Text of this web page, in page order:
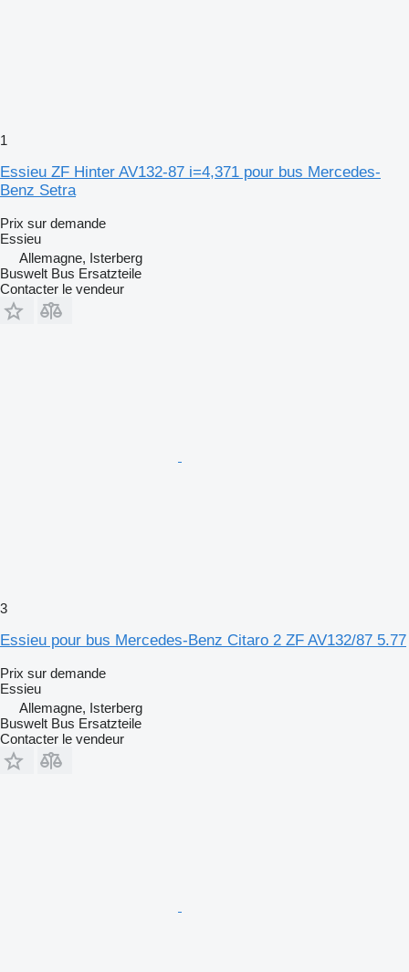
1
Essieu ZF Hinter AV132-87 i=4,371 pour bus Mercedes-
Benz Setra
Prix sur demande
Essieu
Allemagne, Isterberg
Buswelt Bus Ersatzteile
Contacter le vendeur
3
Essieu pour bus Mercedes-Benz Citaro 2 ZF AV132/87 5.77
Prix sur demande
Essieu
Allemagne, Isterberg
Buswelt Bus Ersatzteile
Contacter le vendeur